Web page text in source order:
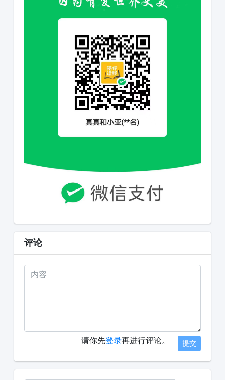
评论
请你先登录再进行评论。 提交